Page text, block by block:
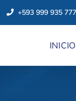
+593 999 935 777
INICIO